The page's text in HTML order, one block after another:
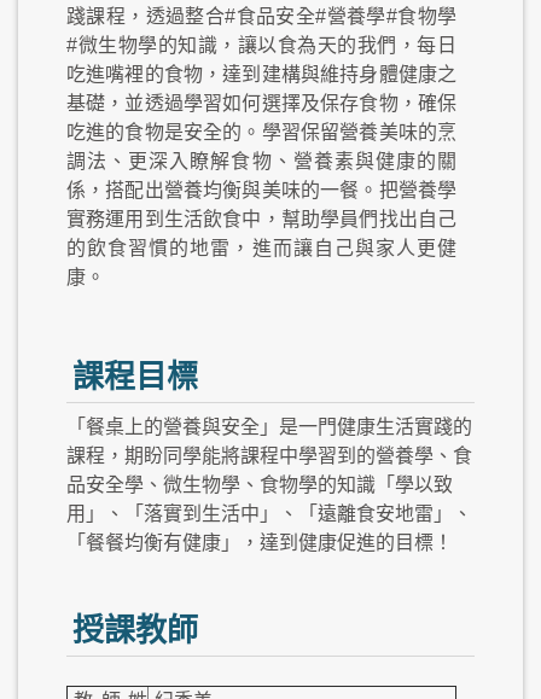
踐課程，透過整合#食品安全#營養學#食物學
#微生物學的知識，讓以食為天的我們，每日
吃進嘴裡的食物，達到建構與維持身體健康之
基礎，並透過學習如何選擇及保存食物，確保
吃進的食物是安全的。學習保留營養美味的烹
調法、更深入瞭解食物、營養素與健康的關
係，搭配出營養均衡與美味的一餐。把營養學
實務運用到生活飲食中，幫助學員們找出自己
的飲食習慣的地雷，進而讓自己與家人更健
康。
課程目標
「餐桌上的營養與安全」是一門健康生活實踐的
課程，期盼同學能將課程中學習到的營養學、食
品安全學、微生物學、食物學的知識「學以致
用」、「落實到生活中」、「遠離食安地雷」、
「餐餐均衡有健康」，達到健康促進的目標！
授課教師